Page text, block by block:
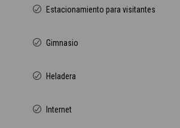
Estacionamiento para visitantes
Gimnasio
Heladera
Internet